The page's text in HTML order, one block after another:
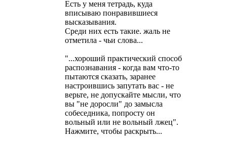
Есть у меня тетрадь, куда
вписываю понравившиеся
высказывания.
Среди них есть такие. жаль не
отметила - чьи слова...
"...хороший практический способ
распознавания - когда вам что-то
пытаются сказать, заранее
настроившись запутать вас - не
верьте, не допускайте мысли, что
вы "не доросли" до замысла
собеседника, попросту он
вольный или не вольный лжец".
Нажмите, чтобы раскрыть...